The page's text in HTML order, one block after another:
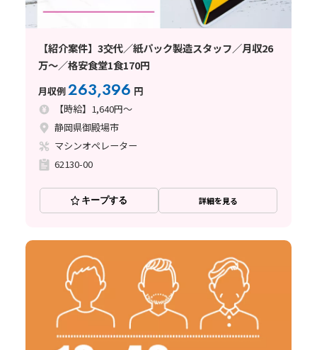
【紹介案件】3交代／紙パック製造スタッフ／月収26
万～／格安食堂1食170円
月収例263,396 円
【時給】1,640円～
静岡県御殿場市
マシンオペレーター
62130-00
キープする 詳細を見る